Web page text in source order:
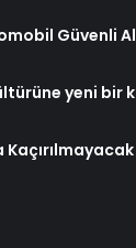
Güvenli
yeni bir